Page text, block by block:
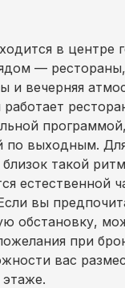
в центре
—
и вечерняя
по выходным.
такой
естественной
вы
обстановку,
при
вас